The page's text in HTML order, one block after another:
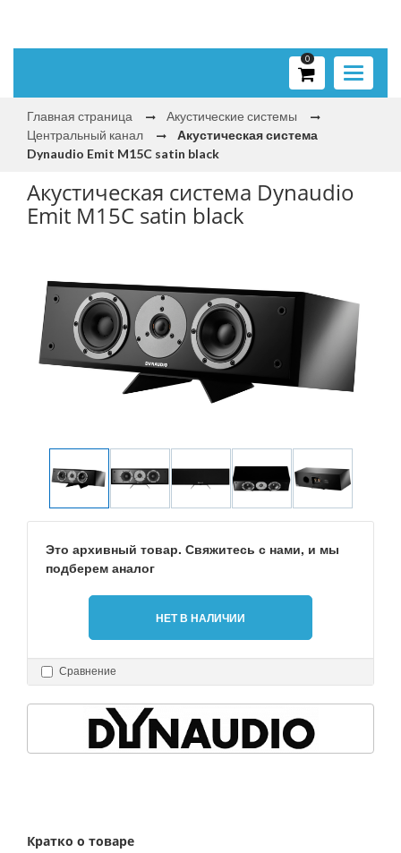
Toggle
0
Главная страница
Акустические системы
Центральный канал
Акустическая система
Dynaudio Emit M15C satin black
Акустическая система Dynaudio
Emit M15C satin black
Это архивный товар. Свяжитесь с нами, и мы
подберем аналог
НЕТ В НАЛИЧИИ
Сравнение
Кратко о товаре